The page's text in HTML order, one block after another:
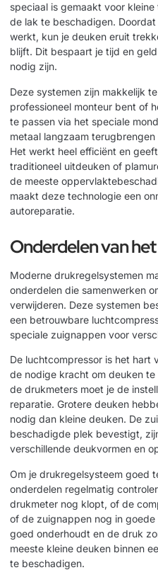
speciaal is gemaakt voor
de lak te beschadigen.
werkt, kun je deuken eruit
blijft. Dit bespaart je tijd en
nodig zijn.
Deze systemen zijn makkelijk
professioneel monteur bent of
te passen via het speciale
metaal langzaam
Het werkt heel efficiënt en
traditioneel uitdeuken of
de meeste
maakt deze technologie een
autoreparatie.
Onderdelen van
Moderne drukregelsystemen
onderdelen die samenwerken
verwijderen. Deze systemen
een betrouwbare
speciale zuignappen voor
De luchtcompressor is het hart
de nodige kracht om deuken
de drukmeters moet je de
reparatie. Grotere deuken
nodig dan kleine deuken. De
beschadigde plek bevestigt,
verschillende deukvormen en
Om je drukregelsysteem goed
onderdelen regelmatig
drukmeter nog klopt, of de
of de zuignappen nog in
goed onderhoudt en de druk
meeste kleine deuken binnen
te beschadigen.